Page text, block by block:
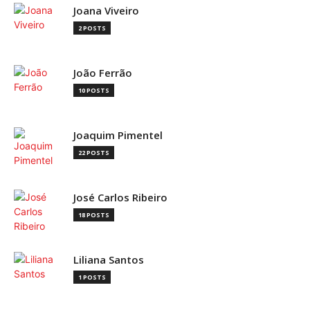
Joana Viveiro
2 POSTS
João Ferrão
10 POSTS
Joaquim Pimentel
22 POSTS
José Carlos Ribeiro
18 POSTS
Liliana Santos
1 POSTS